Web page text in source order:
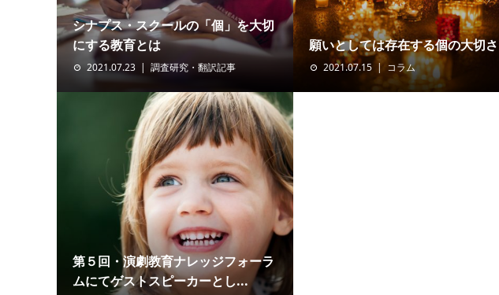
シナプス・スクールの「個」を大切
にする教育とは
2021.07.23 調査研究・翻訳記事
願いとしては存在する個の大切さ
2021.07.15 コラム
第５回・演劇教育ナレッジフォーラ
ムにてゲストスピーカーとし...